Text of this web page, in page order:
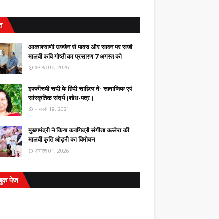
आकाशवाणी उज्जैन से पावस और सावन पर सजी
मालवी कवि गोष्ठी का प्रसारण 7 अगस्त को
अगस्त 06, 2026
इक्कीसवी सदी के हिंदी साहित्य में- सामाजिक एवं
सांस्कृतिक संदर्भ (शोध-पत्र )
जनवरी 18, 2021
मुख्यमंत्री ने किया कवयित्री संगीता तल्लेरा की
मालवी कृति ओढ़नी का विमोचन
अगस्त 01, 2026
पेज